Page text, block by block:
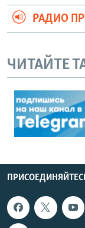
РАДИО
ЧИТАЙТЕ